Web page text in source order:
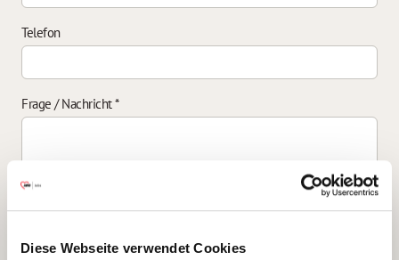
Diese Webseite verwendet Cookies
Telefon
Frage / Nachricht*